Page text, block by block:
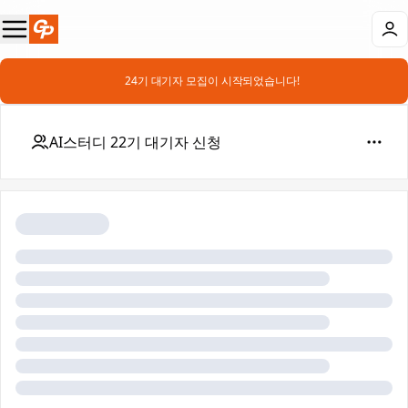
📣 24기 대기자 모집이 시작되었습니다!
AI스터디 22기 대기자 신청